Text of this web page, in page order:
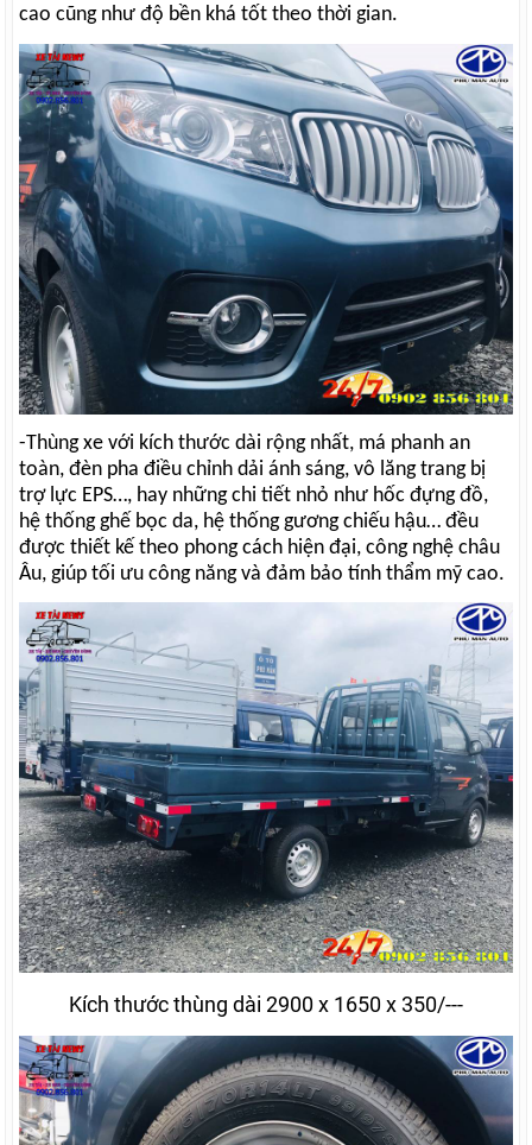
cao cũng như độ bền khá tốt theo thời gian.
-Thùng xe với kích thước dài rộng nhất, má phanh an
toàn, đèn pha điều chỉnh dải ánh sáng, vô lăng trang bị
trợ lực EPS…, hay những chi tiết nhỏ như hốc đựng đồ,
hệ thống ghế bọc da, hệ thống gương chiếu hậu… đều
được thiết kế theo phong cách hiện đại, công nghệ châu
Âu, giúp tối ưu công năng và đảm bảo tính thẩm mỹ cao.
Kích thước thùng dài 2900 x 1650 x 350/---